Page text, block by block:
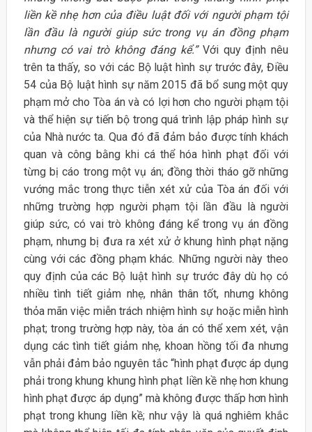
liền kề nhẹ hơn của điều luật đối với người phạm tội
lần đầu là người giúp sức trong vụ án đồng phạm
nhưng có vai trò không đáng kể.”Với quy định nêu
trên ta thấy, so với các Bộ luật hình sự trước đây, Điều
54 của Bộ luật hình sự năm 2015 đã bổ sung một quy
phạm mở cho Tòa án và có lợi hơn cho người phạm tội
và thể hiện sự tiến bộ trong quá trình lập pháp hình sự
của Nhà nước ta. Qua đó đã đảm bảo được tính khách
quan và công bằng khi cá thể hóa hình phạt đối với
từng bị cáo trong một vụ án; đồng thời tháo gỡ những
vướng mắc trong thực tiễn xét xử của Tòa án đối với
những trường hợp người phạm tội lần đầu là người
giúp sức, có vai trò không đáng kể trong vụ án đồng
phạm, nhưng bị đưa ra xét xử ở khung hình phạt nặng
cùng với các đồng phạm khác. Những người này theo
quy định của các Bộ luật hình sự trước đây dù họ có
nhiều tình tiết giảm nhẹ, nhân thân tốt, nhưng không
thỏa mãn việc miễn trách nhiệm hình sự hoặc miễn hình
phạt; trong trường hợp này, tòa án có thể xem xét, vận
dụng các tình tiết giảm nhẹ, khoan hồng tối đa nhưng
vẫn phải đảm bảo nguyên tắc “hình phạt được áp dụng
phải trong khung khung hình phạt liền kề nhẹ hơn khung
hình phạt được áp dụng” mà không được thấp hơn hình
phạt trong khung liền kề; như vậy là quá nghiêm khắc